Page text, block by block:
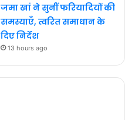
जमा खां ने सुनीं फरियादियों की
समस्याएँ, त्वरित समाधान के
दिए निर्देश
13 hours ago